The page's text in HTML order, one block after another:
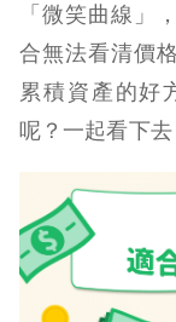
「微笑曲線」
合無法看清價
累積資產的好
呢？一起看下去